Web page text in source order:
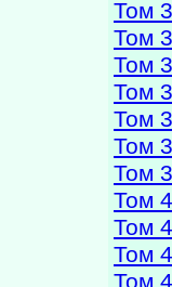
Том
Том
Том
Том
Том
Том
Том
Том
Том
Том
Том